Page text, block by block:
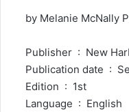
by Melanie McNally
Publisher ‏ :
Edition ‏ : ‎ 1st
Language ‏ : ‎ English